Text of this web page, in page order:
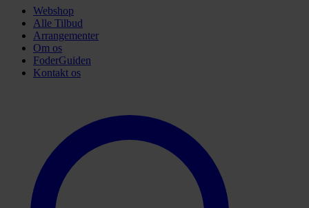
Webshop
Alle Tilbud
Arrangementer
Om os
FoderGuiden
Kontakt os